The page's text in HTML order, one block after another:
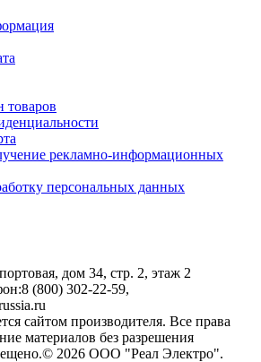
товаров
рекламно-информационных
персональных данных
дом 34, стр. 2, этаж 2
8 (800) 302-22-59,
сайтом производителя. Все права
материалов без разрешения
2026 ООО "Реал Электро".